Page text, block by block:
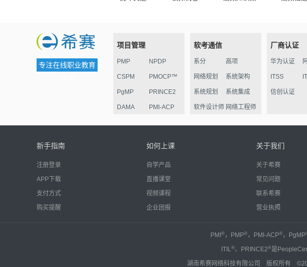
专注在线职业教育
项目管理
PMP NPDP
CSPM PMOCP™
PgMP PRINCE2
DAMA PMI-ACP
软考通信
系分 高项
网络规划 系统架构
系统规划 系统集成
软件设计师 网络工程师
厂商认证
华为认证
ITSS
信创认证
新手指南
注册登录
APP下载
支付方式
购买提醒
如何上课
自学产品
直播课堂
视频课程
企业团报
关于我们
关于希赛
常见问题
联系希赛
营业执照
PMI ®，PMP®，PMI-ACP®，PgMP
ITIL®、PRINCE2®是
湖南希赛网络科技有限公司 版权所有